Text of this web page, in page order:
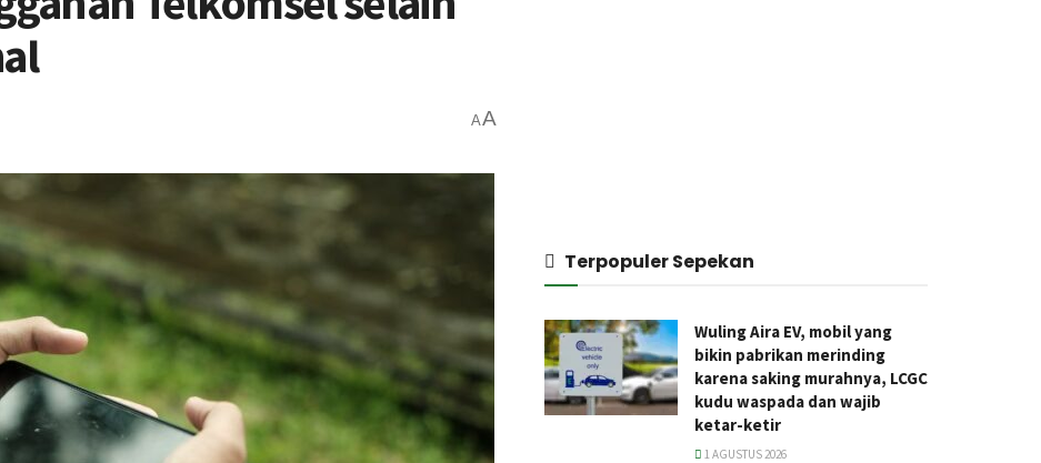
AA
Terpopuler Sepekan
Wuling Aira EV, mobil yang
bikin pabrikan merinding
karena saking murahnya, LCGC
kudu waspada dan wajib
ketar-ketir
1 AGUSTUS 2026